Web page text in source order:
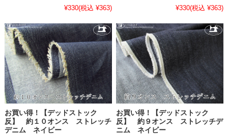
¥330(税込 ¥363)
¥330(税込 ¥363)
お買い得！【デッドストック
反】 約１０オンス ストレッチ
デニム ネイビー
お買い得！【デッドストック
反】 約９オンス ストレッチデ
ニム ネイビー